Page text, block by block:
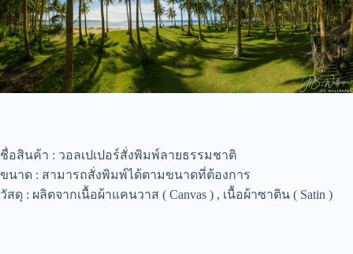
ชื่อสินค้า : วอลเปเปอร์สั่งพิมพ์ลายธรรมชาติ
ขนาด : สามารถสั่งพิมพ์ได้ตามขนาดที่ต้องการ
วัสดุ : ผลิตจากเนื้อผ้าแคนวาส ( Canvas ) , เนื้อผ้าซาติน ( Satin )